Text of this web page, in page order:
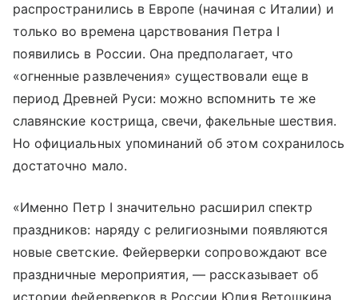
распространились в Европе (начиная с Италии) и
только во времена царствования Петра I
появились в России. Она предполагает, что
«огненные развлечения» существовали еще в
период Древней Руси: можно вспомнить те же
славянские кострища, свечи, факельные шествия.
Но официальных упоминаний об этом сохранилось
достаточно мало.
«Именно Петр I значительно расширил спектр
праздников: наряду с религиозными появляются
новые светские. Фейерверки сопровождают все
праздничные мероприятия, — рассказывает об